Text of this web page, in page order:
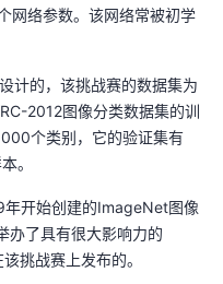
网络参数。该网络常被初学
计的，该挑战赛的数据集为
2012图像分类数据集的训
个类别，它的验证集有
。
开始创建的ImageNet图像
办了具有很大影响力的
挑战赛上发布的。